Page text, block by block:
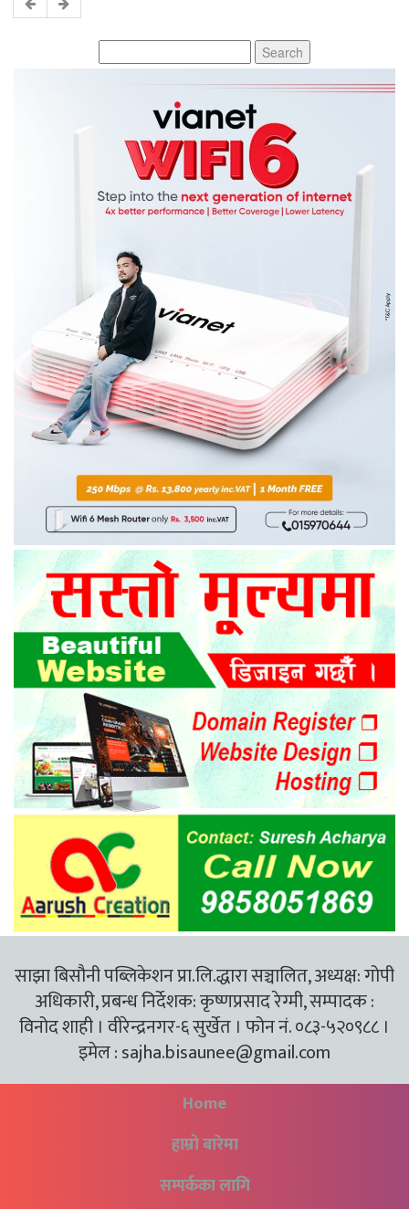
for:
साझा बिसौनी पब्लिकेशन प्रा.लि.द्धारा सञ्चालित, अध्यक्ष: गोपी
अधिकारी, प्रबन्ध निर्देशक: कृष्णप्रसाद रेग्मी, सम्पादक :
विनोद शाही । वीरेन्द्रनगर-६ सुर्खेत । फोन नं. ०८३-५२०९८८ ।
इमेल :sajha.bisaunee@gmail.com
Home
हाम्रो बारेमा
सम्पर्कका लागि